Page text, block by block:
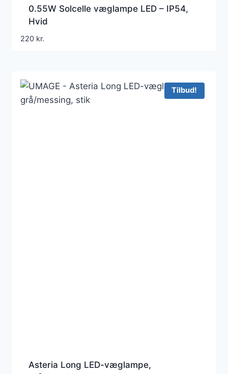
0.55W Solcelle væglampe LED – IP54,
Hvid
220 kr.
Tilbud!
Asteria Long LED-væglampe,